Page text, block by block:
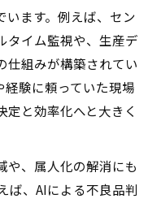
います。例えば、セン
タイム監視や、生産デ
仕組みが構築されてい
経験に頼っていた現場
と効率化へと大きく
や、属人化の解消にも
ば、AIによる不良品判